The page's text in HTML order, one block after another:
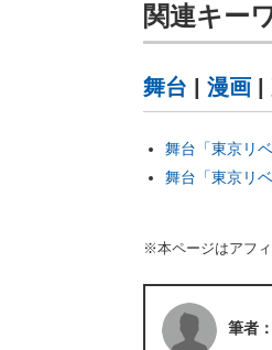
関連キー
舞台 漫画
舞台「東京リ
舞台「東京リ
※本ページはアフ
筆者